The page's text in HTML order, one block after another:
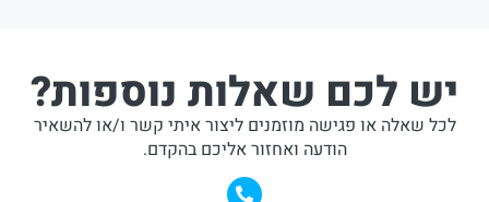
יש לכם שאלות נוספות?
לכל שאלה או פגישה מוזמנים ליצור איתי קשר ו/או להשאיר
הודעה ואחזור אליכם בהקדם.